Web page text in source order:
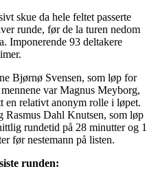
skue da hele feltet passerte
runde, før de la turen nedom
Imponerende 93 deltakere
Bjørnø Svensen, som løp for
var Magnus Meyborg,
en relativt anonym rolle i løpet.
Rasmus Dahl Knutsen, som løp
rundetid på 28 minutter og
før nestemann på listen.
runden: